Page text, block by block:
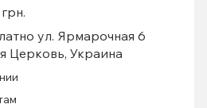
ул. Ярмарочная 6
Церковь, Украина